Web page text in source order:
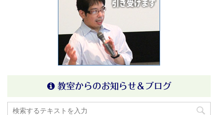
教室からのお知らせ＆ブログ